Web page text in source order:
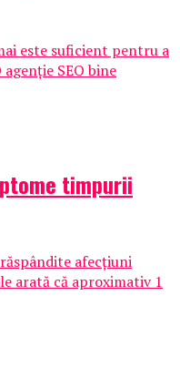
este suficient pentru a
SEO bine
timpurii
afecţiuni
arată că aproximativ 1